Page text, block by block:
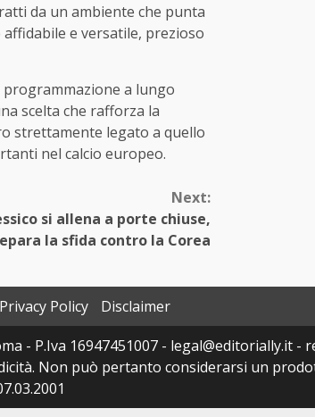
da un ambiente che punta
e versatile, prezioso
a lungo
scelta che rafforza la
strettamente legato a quello
nel calcio europeo.
Next:
si allena a porte chiuse,
la sfida contro la Corea
Privacy Policy
Disclaimer
- P.Iva 16947451007 - legal@editorially.it -
Non può pertanto considerarsi un